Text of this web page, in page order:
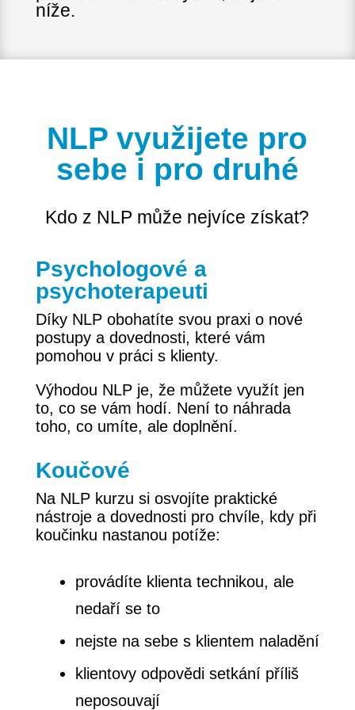
níže.
NLP využijete pro
sebe i pro druhé
Kdo z NLP může nejvíce získat?
Psychologové a
psychoterapeuti
Díky NLP obohatíte svou praxi o nové
postupy a dovednosti, které vám
pomohou v práci s klienty.
Výhodou NLP je, že můžete využít jen
to, co se vám hodí. Není to náhrada
toho, co umíte, ale doplnění.
Koučové
Na NLP kurzu si osvojíte praktické
nástroje a dovednosti pro chvíle, kdy při
koučinku nastanou potíže:
provádíte klienta technikou, ale
nedaří se to
nejste na sebe s klientem naladění
klientovy odpovědi setkání příliš
neposouvají